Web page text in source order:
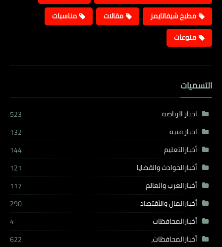
مطبخ شيفاتايمز
مقالات
مناسبات
منوعات
التسميات
اخبار الرياضة
523
اخبار فنيه
132
أخبارالتعليم
144
أخبارالحوادث والقضايا
121
أخبارالعرب والعالم
117
أخبارالمال والأقتصاد
290
أخبارالمحافظات
4
أخبارالمحافظات،
622